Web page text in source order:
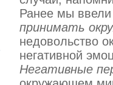
Ранее мы ввели
принимать
недовольство
негативной
Негативные